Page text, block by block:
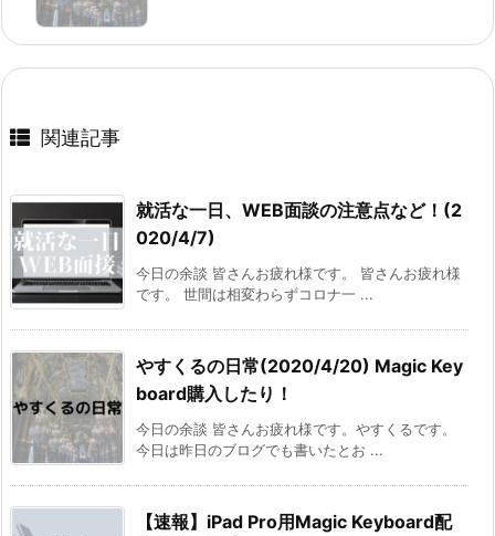
関連記事
就活な一日、WEB面談の注意点など！(2
020/4/7)
今日の余談 皆さんお疲れ様です。 皆さんお疲れ様
です。 世間は相変わらずコロナ一 ...
やすくるの日常(2020/4/20) Magic Key
board購入したり！
今日の余談 皆さんお疲れ様です。やすくるです。
今日は昨日のブログでも書いたとお ...
【速報】iPad Pro用Magic Keyboard配